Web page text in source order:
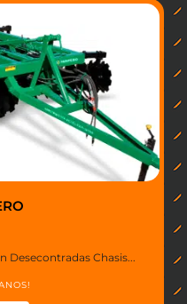
Desecontradas Chasis...